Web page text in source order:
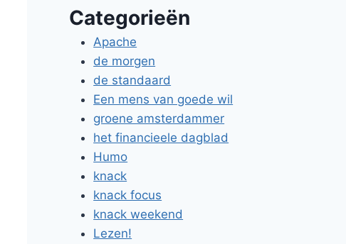
Categorieën
Apache
de morgen
de standaard
Een mens van goede wil
groene amsterdammer
het financieele dagblad
Humo
knack
knack focus
knack weekend
Lezen!